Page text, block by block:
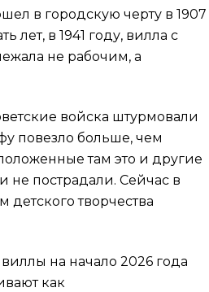
в городскую черту в 1907
лет, в 1941 году, вилла с
не рабочим, а
войска штурмовали
повезло больше, чем
там это и другие
не пострадали. Сейчас в
творчества
на начало 2026 года
как